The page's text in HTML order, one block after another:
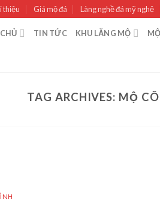
thiệu Giá mộ đá Làng nghề đá mỹ nghệ
TIN TỨC KHU LĂNG MỘ
TAG ARCHIVES: MỘ